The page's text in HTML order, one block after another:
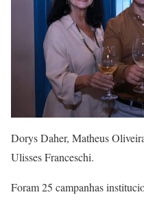
Dorys Daher, Matheus
Ulisses Franceschi.
Foram 25 campanhas